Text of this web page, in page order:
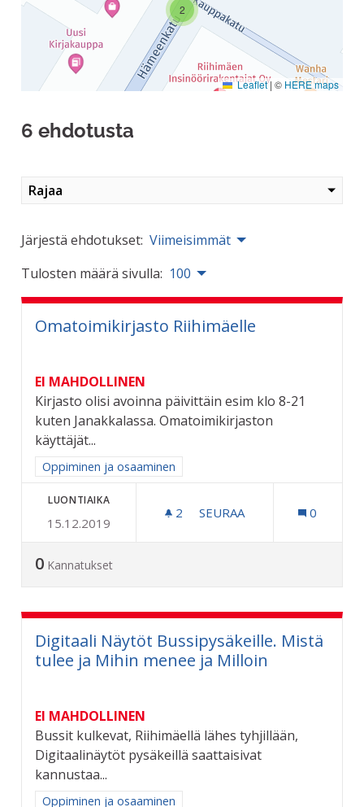
2
Leaflet | © HERE maps
6 ehdotusta
Rajaa
Järjestä ehdotukset: Viimeisimmät
Tulosten määrä sivulla: 100
Omatoimikirjasto Riihimäelle
EI MAHDOLLINEN
Kirjasto olisi avoinna päivittäin esim klo 8-21
kuten Janakkalassa. Omatoimikirjaston
käyttäjät...
Rajaa tulokset aihepiirin mukaan: Oppiminen ja osaaminen
Oppiminen ja osaaminen
LUONTIAIKA
15.12.2019
2 2 SEURAAJAA
SEURAA 0
0 Kannatukset
Digitaali Näytöt Bussipysäkeille. Mistä
tulee ja Mihin menee ja Milloin
EI MAHDOLLINEN
Bussit kulkevat, Riihimäellä lähes tyhjillään,
Digitaalinäytöt pysäkeillä saattaisivat
kannustaa...
Rajaa tulokset aihepiirin mukaan: Oppiminen ja osaaminen
Oppiminen ja osaaminen